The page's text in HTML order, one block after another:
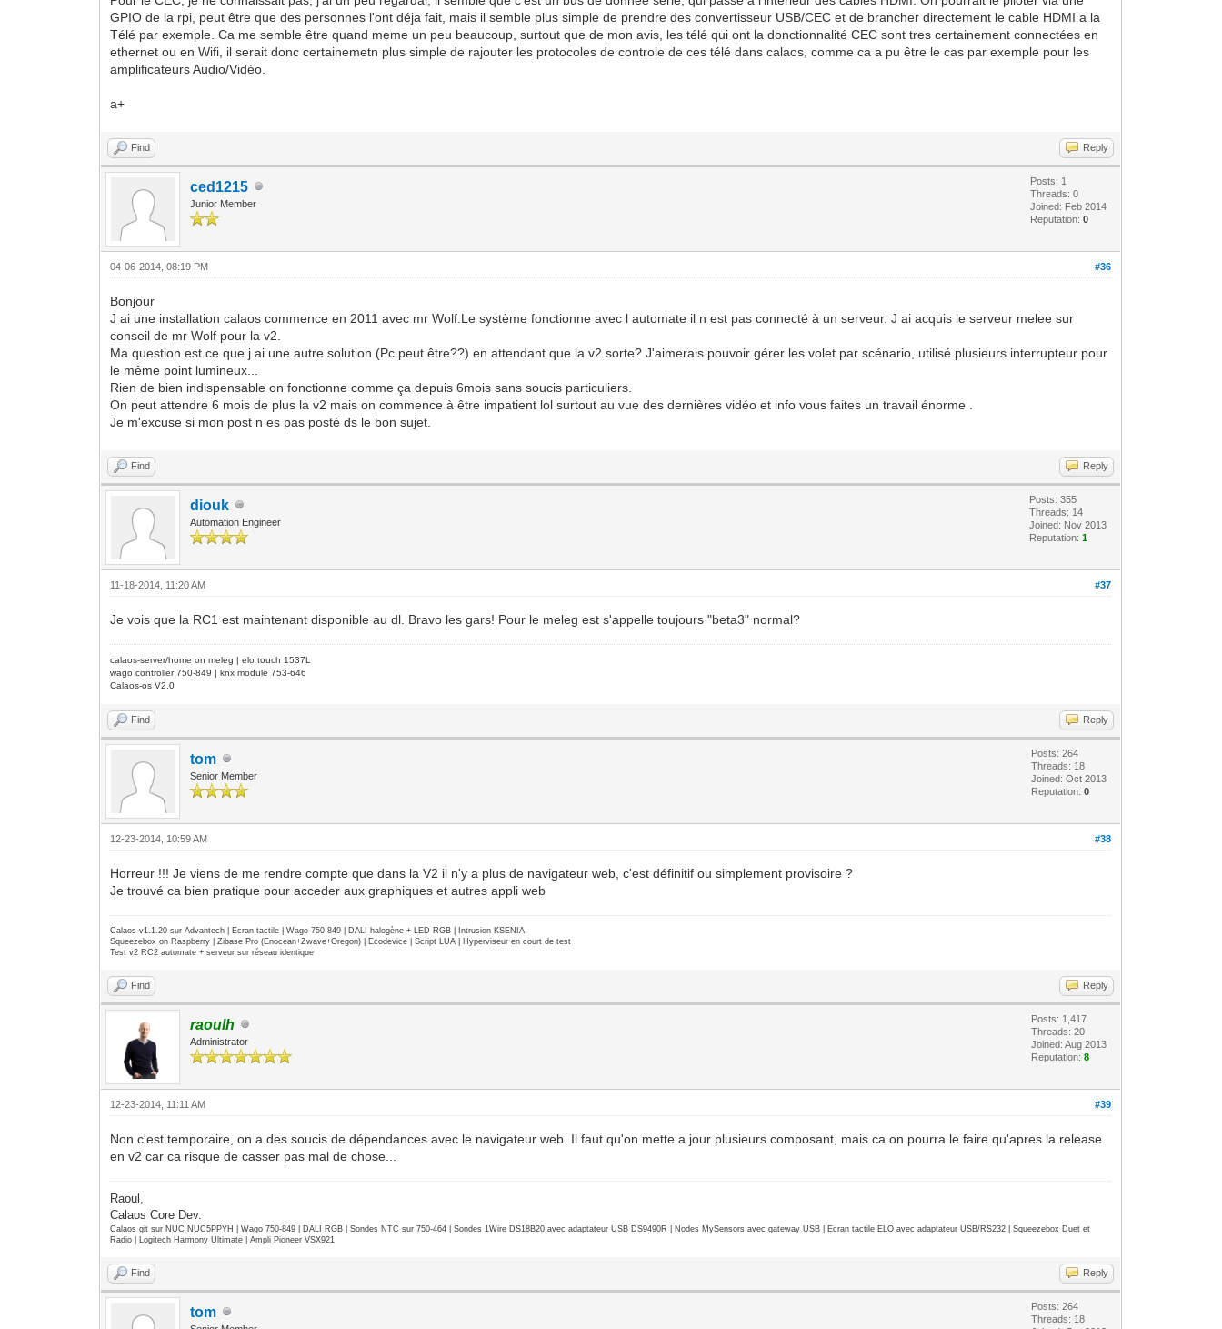
GPIO de la rpi, peut être que des personnes l'ont déja fait, mais il semble plus simple de prendre des convertisseur USB/CEC et de brancher directement le cable HDMI a la
Télé par exemple. Ca me semble être quand meme un peu beaucoup, surtout que de mon avis, les télé qui ont la donctionnalité CEC sont tres certainement connectées en
ethernet ou en Wifi, il serait donc certainemetn plus simple de rajouter les protocoles de controle de ces télé dans calaos, comme ca a pu être le cas par exemple pour les
amplificateurs Audio/Vidéo.
a+
Find Reply
ced1215
Junior Member
Posts: 1
Threads: 0
Joined: Feb 2014
Reputation:0
#36
04-06-2014, 08:19 PM
Bonjour
J ai une installation calaos commence en 2011 avec mr Wolf.Le système fonctionne avec l automate il n est pas connecté à un serveur. J ai acquis le serveur melee sur
conseil de mr Wolf pour la v2.
Ma question est ce que j ai une autre solution (Pc peut être??) en attendant que la v2 sorte? J'aimerais pouvoir gérer les volet par scénario, utilisé plusieurs interrupteur pour
le même point lumineux...
Rien de bien indispensable on fonctionne comme ça depuis 6mois sans soucis particuliers.
On peut attendre 6 mois de plus la v2 mais on commence à être impatient lol surtout au vue des dernières vidéo et info vous faites un travail énorme .
Je m'excuse si mon post n es pas posté ds le bon sujet.
Find Reply
diouk
Automation Engineer
Posts: 355
Threads: 14
Joined: Nov 2013
Reputation:1
#37
11-18-2014, 11:20 AM
Je vois que la RC1 est maintenant disponible au dl. Bravo les gars! Pour le meleg est s'appelle toujours "beta3" normal?
calaos-server/home on meleg | elo touch 1537L
wago controller 750-849 | knx module 753-646
Calaos-os V2.0
Find Reply
tom
Senior Member
Posts: 264
Threads: 18
Joined: Oct 2013
Reputation:0
#38
12-23-2014, 10:59 AM
Horreur !!! Je viens de me rendre compte que dans la V2 il n'y a plus de navigateur web, c'est définitif ou simplement provisoire ?
Je trouvé ca bien pratique pour acceder aux graphiques et autres appli web
Calaos v1.1.20 sur Advantech | Ecran tactile | Wago 750-849 | DALI halogène + LED RGB | Intrusion KSENIA
Squeezebox on Raspberry | Zibase Pro (Enocean+Zwave+Oregon) | Ecodevice | Script LUA | Hyperviseur en court de test
Test v2 RC2 automate + serveur sur réseau identique
Find Reply
raoulh
Administrator
Posts: 1,417
Threads: 20
Joined: Aug 2013
Reputation:8
#39
12-23-2014, 11:11 AM
Non c'est temporaire, on a des soucis de dépendances avec le navigateur web. Il faut qu'on mette a jour plusieurs composant, mais ca on pourra le faire qu'apres la release
en v2 car ca risque de casser pas mal de chose...
Raoul,
Calaos Core Dev.
Calaos git sur NUC NUC5PPYH | Wago 750-849 | DALI RGB | Sondes NTC sur 750-464 | Sondes 1Wire DS18B20 avec adaptateur USB DS9490R | Nodes MySensors avec gateway USB | Ecran tactile ELO avec adaptateur USB/RS232 | Squeezebox Duet et
Radio | Logitech Harmony Ultimate | Ampli Pioneer VSX921
Find Reply
tom
Posts: 264
Threads: 18